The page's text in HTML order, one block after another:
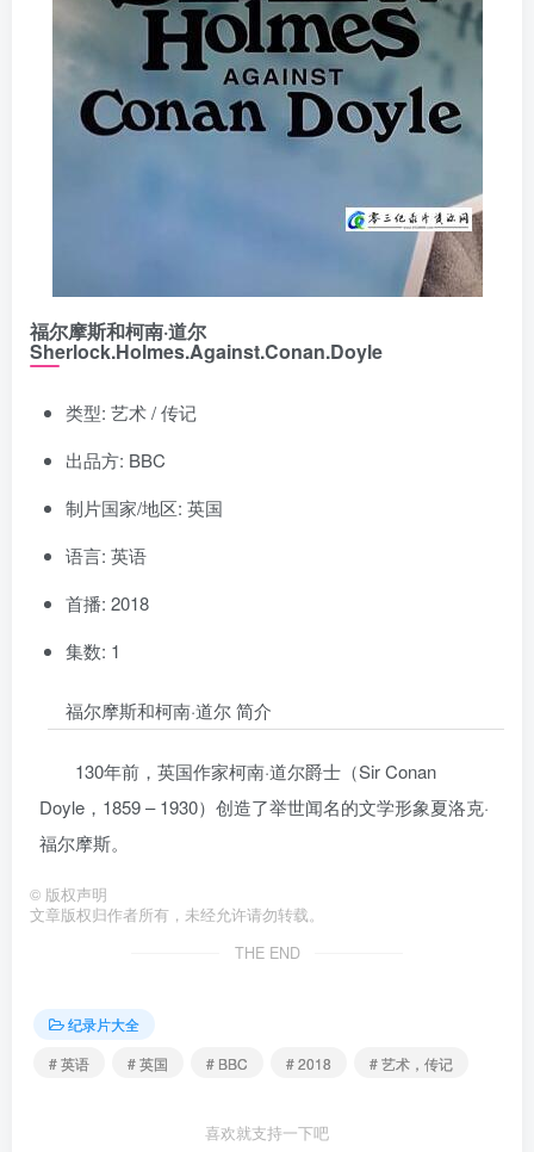
福尔摩斯和柯南·道尔
Sherlock.Holmes.Against.Conan.Doyle
类型: 艺术 / 传记
出品方: BBC
制片国家/地区: 英国
语言: 英语
首播: 2018
集数: 1
福尔摩斯和柯南·道尔 简介
130年前，英国作家柯南·道尔爵士（Sir Conan
Doyle，1859 – 1930）创造了举世闻名的文学形象夏洛克·
福尔摩斯。
© 版权声明
文章版权归作者所有，未经允许请勿转载。
THE END
纪录片大全
# 英语
# 英国 # BBC # 2018 # 艺术，传记
喜欢就支持一下吧